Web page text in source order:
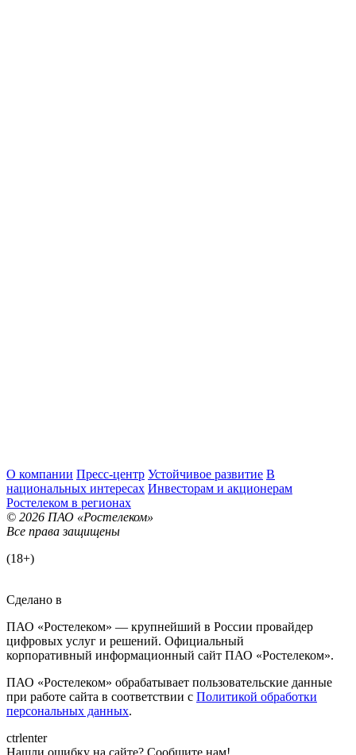
О компании Пресс-центр Устойчивое развитие В
национальных интересах Инвесторам и акционерам
Ростелеком в регионах
© 2026 ПАО «Ростелеком»
Все права защищены
(18+)
Сделано в
ПАО «Ростелеком» — крупнейший в России провайдер
цифровых услуг и решений. Официальный
корпоративный информационный сайт ПАО «Ростелеком».
ПАО «Ростелеком» обрабатывает пользовательские данные
при работе сайта в соответствии с Политикой обработки
персональных данных.
ctrlenter
Нашли ошибку на сайте? Сообщите нам!